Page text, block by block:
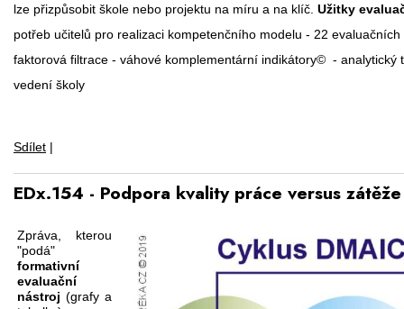
lze přizpůsobit škole nebo projektu na míru a na klíč. Užitky
potřeb učitelů pro realizaci kompetenčního modelu - 22
faktorová filtrace - váhové komplementární indikátory© - analytický
vedení školy
Sdílet |
EDx.154 - Podpora kvality práce versus
Zpráva, kterou
"podá"
formativní
evaluační
nástroj (grafy a